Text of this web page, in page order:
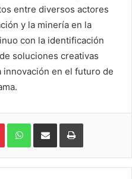
entre diversos actores
y la minería en la
con la identificación
soluciones creativas
innovación en el futuro de
Pinterest WhatsApp